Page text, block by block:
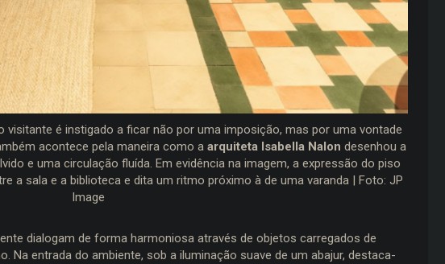
visitante é instigado a ficar não por uma imposição, mas por uma vontade
acontece pela maneira como aarquiteta Isabella Nalon desenhou a
e uma circulação fluída. Em evidência na imagem, a expressão do piso
a sala e a biblioteca e dita um ritmo próximo à de uma varanda | Foto: JP
Image
dialogam de forma harmoniosa através de objetos carregados de
Na entrada do ambiente, sob a iluminação suave de um abajur, destaca-